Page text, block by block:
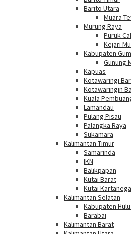
Barito Utara
Muara
Murung Raya
Puruk
Kejari
Kabupaten
Gunung
Kapuas
Kotawaringi
Kotawaringin
Kuala
Lamandau
Pulang Pisau
Palangka Raya
Sukamara
Kalimantan Timur
Samarinda
IKN
Balikpapan
Kutai Barat
Kutai
Kalimantan Selatan
Kabupaten
Barabai
Kalimantan Barat